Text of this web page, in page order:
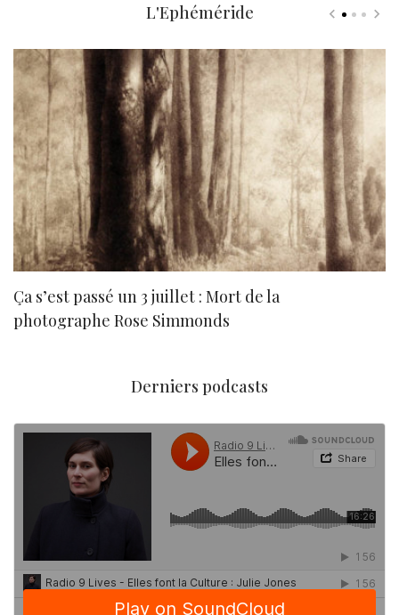
L'Ephéméride
Ça s’est passé un 3 juillet : Mort de la
photographe Rose Simmonds
Derniers podcasts